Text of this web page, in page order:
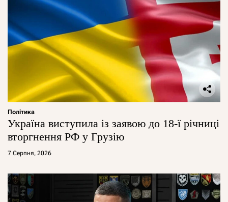
Політика
Україна виступила із заявою до 18-ї річниці
вторгнення РФ у Грузію
7 Серпня, 2026